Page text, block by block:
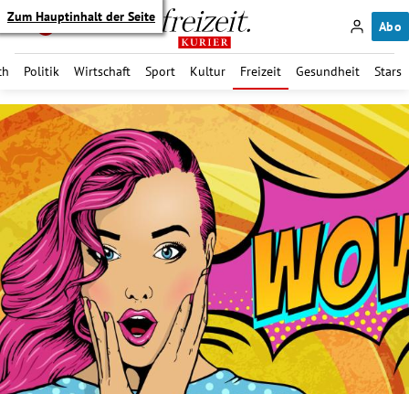
Zum Hauptinhalt der Seite
Abo
Politik Wirtschaft Sport Kultur Freizeit Gesundheit Stars
Untermenü